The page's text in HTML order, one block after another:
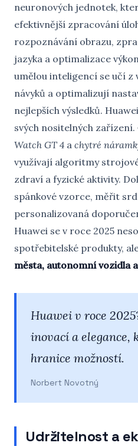
neuronových jednotek,
efektivnější zpracování
rozpoznávání obrazu,
jazyka a optimalizace
umělou inteligencí se učí z
návyků a optimalizují
nejlepších výsledků.
svých nositelných zařízení.
Watch GT 4 a chytré
využívají algoritmy
zdraví a fyzické aktivity.
spánkové vzorce, měřit
personalizovaná
Huawei se v roce 2025
spotřebitelské produkty,
města, autonomní vozidla
Huawei v roce
inovací a elegance,
hranice možností.
Norbert Novotný
Udržitelnost a